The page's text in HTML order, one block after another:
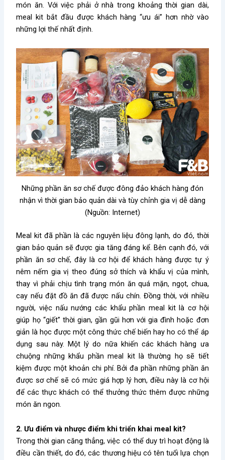
món ăn. Với việc phải ở nhà trong khoảng thời gian dài,
meal kit bắt đầu được khách hàng “ưu ái” hơn nhờ vào
những lợi thế nhất định.
Những phần ăn sơ chế được đông đảo khách hàng đón
nhận vì thời gian bảo quản dài và tùy chỉnh gia vị dễ dàng
(Nguồn: Internet)
Meal kit đã phần là các nguyên liệu đông lạnh, do đó, thời
gian bảo quản sẽ được gia tăng đáng kể. Bên cạnh đó, với
phần ăn sơ chế, đây là cơ hội để khách hàng được tự ý
nêm nếm gia vị theo đúng sở thích và khẩu vị của mình,
thay vì phải chịu tình trạng món ăn quá mặn, ngọt, chua,
cay nếu đặt đồ ăn đã được nấu chín. Đồng thời, với nhiều
người, việc nấu nướng các khẩu phần meal kit là cơ hội
giúp họ “giết” thời gian, gần gũi hơn với gia đình hoặc đơn
giản là học được một công thức chế biến hay ho có thể áp
dụng sau này. Một lý do nữa khiến các khách hàng ưa
chuộng những khẩu phần meal kit là thường họ sẽ tiết
kiệm được một khoản chi phí. Bởi đa phần những phần ăn
được sơ chế sẽ có mức giá hợp lý hơn, điều này là cơ hội
để các thực khách có thể thưởng thức thêm được những
món ăn ngon.
2. Ưu điểm và nhược điểm khi triển khai meal kit?
Trong thời gian căng thẳng, việc có thể duy trì hoạt động là
điều cần thiết, do đó, các thương hiệu có tên tuổi lựa chọn